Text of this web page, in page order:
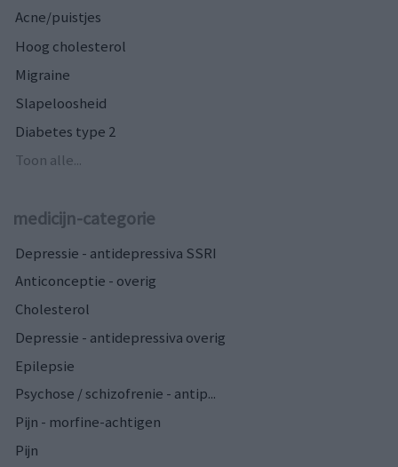
Acne/puistjes
Hoog cholesterol
Migraine
Slapeloosheid
Diabetes type 2
Toon alle...
medicijn-categorie
Depressie - antidepressiva SSRI
Anticonceptie - overig
Cholesterol
Depressie - antidepressiva overig
Epilepsie
Psychose / schizofrenie - antip...
Pijn - morfine-achtigen
Pijn